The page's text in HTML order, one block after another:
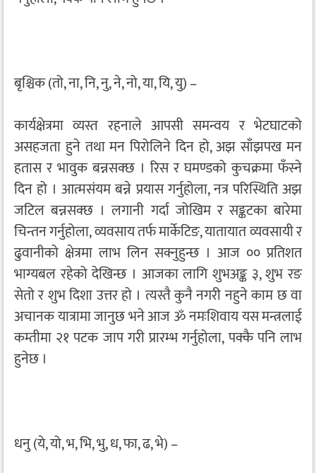
बृश्चिक (तो, ना, नि, नु, ने, नो, या, यि, यु) –
कार्यक्षेत्रमा व्यस्त रहनाले आपसी समन्वय र भेटघाटको
असहजता हुने तथा मन पिरोलिने दिन हो, अझ साँझपख मन
हतास र भावुक बन्नसक्छ । रिस र घमण्डको कुचक्रमा फँस्ने
दिन हो । आत्मसंयम बन्ने प्रयास गर्नुहोला, नत्र परिस्थिति अझ
जटिल बन्नसक्छ । लगानी गर्दा जोखिम र सङ्कटका बारेमा
चिन्तन गर्नुहोला, व्यवसाय तर्फ मार्केटिङ, यातायात व्यवसायी र
ढुवानीको क्षेत्रमा लाभ लिन सक्नुहुन्छ । आज ०० प्रतिशत
भाग्यबल रहेको देखिन्छ । आजका लागि शुभअङ्क ३, शुभ रङ
सेतो र शुभ दिशा उत्तर हो । त्यस्तै कुनै नगरी नहुने काम छ वा
अचानक यात्रामा जानुछ भने आज ॐ नमःशिवाय यस मन्त्रलाई
कम्तीमा २१ पटक जाप गरी प्रारम्भ गर्नुहोला, पक्कै पनि लाभ
हुनेछ ।
धनु (ये, यो, भ, भि, भु, ध, फा, ढ, भे) –